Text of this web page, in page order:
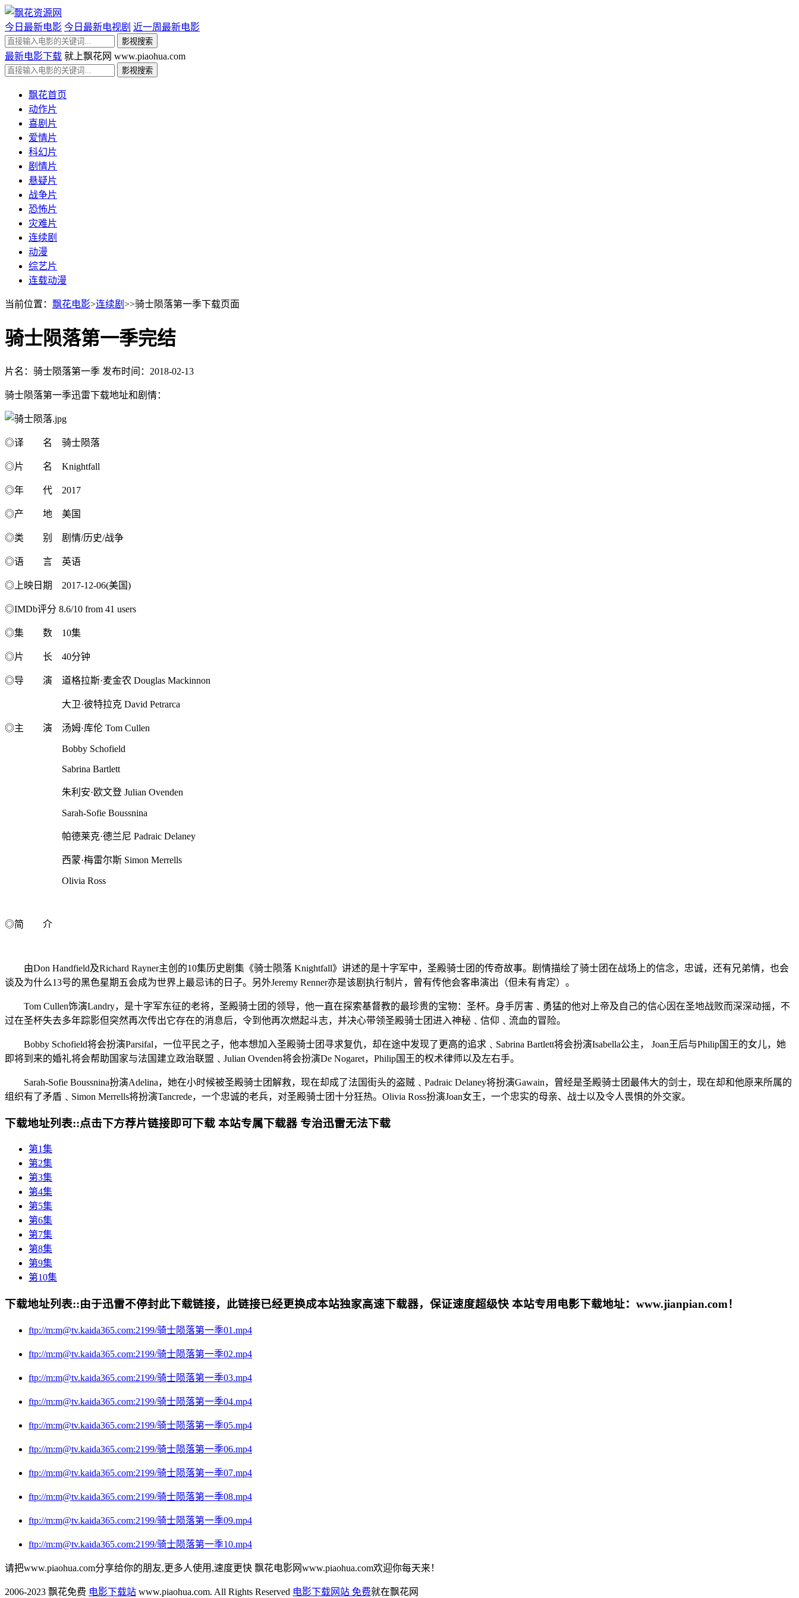
今日最新电影 今日最新电视剧 近一周最新电影
最新电影下载 就上飘花网 www.piaohua.com
飘花首页
动作片
喜剧片
爱情片
科幻片
剧情片
悬疑片
战争片
恐怖片
灾难片
连续剧
动漫
综艺片
连载动漫
当前位置： 飘花电影>连续剧 >>骑士陨落第一季下载页面
骑士陨落第一季完结
片名：骑士陨落第一季 发布时间：2018-02-13
骑士陨落第一季迅雷下载地址和剧情：
◎译 名 骑士陨落
◎片 名 Knightfall
◎年 代 2017
◎产 地 美国
◎类 别 剧情/历史/战争
◎语 言 英语
◎上映日期 2017-12-06(美国)
◎IMDb评分 8.6/10 from 41 users
◎集 数 10集
◎片 长 40分钟
◎导 演 道格拉斯·麦金农 Douglas Mackinnon
大卫·彼特拉克 David Petrarca
◎主 演 汤姆·库伦 Tom Cullen
Bobby Schofield
Sabrina Bartlett
朱利安·欧文登 Julian Ovenden
Sarah-Sofie Boussnina
帕德莱克·德兰尼 Padraic Delaney
西蒙·梅雷尔斯 Simon Merrells
Olivia Ross
◎简 介
由Don Handfield及Richard Rayner主创的10集历史剧集《骑士陨落 Knightfall》讲述的是十字军中，圣殿骑士团的传奇故事。剧情描绘了骑士团在战场上的信念，忠诚，还有兄弟情，也会
谈及为什么13号的黑色星期五会成为世界上最忌讳的日子。另外Jeremy Renner亦是该剧执行制片，曾有传他会客串演出（但未有肯定）。
Tom Cullen饰演Landry，是十字军东征的老将，圣殿骑士团的领导，他一直在探索基督教的最珍贵的宝物：圣杯。身手厉害﹑勇猛的他对上帝及自己的信心因在圣地战败而深深动摇，不
过在圣杯失去多年踪影但突然再次传出它存在的消息后，令到他再次燃起斗志，并决心带领圣殿骑士团进入神秘﹑信仰﹑流血的冒险。
Bobby Schofield将会扮演Parsifal，一位平民之子，他本想加入圣殿骑士团寻求复仇，却在途中发现了更高的追求﹑Sabrina Bartlett将会扮演Isabella公主， Joan王后与Philip国王的女儿，她
即将到来的婚礼将会帮助国家与法国建立政治联盟﹑Julian Ovenden将会扮演De Nogaret，Philip国王的权术律师以及左右手。
Sarah-Sofie Boussnina扮演Adelina，她在小时候被圣殿骑士团解救，现在却成了法国街头的盗贼﹑Padraic Delaney将扮演Gawain，曾经是圣殿骑士团最伟大的剑士，现在却和他原来所属的
组织有了矛盾﹑Simon Merrells将扮演Tancrede，一个忠诚的老兵，对圣殿骑士团十分狂热。Olivia Ross扮演Joan女王，一个忠实的母亲、战士以及令人畏惧的外交家。
下载地址列表::点击下方荐片链接即可下载 本站专属下载器 专治迅雷无法下载
第1集
第2集
第3集
第4集
第5集
第6集
第7集
第8集
第9集
第10集
下载地址列表::由于迅雷不停封此下载链接，此链接已经更换成本站独家高速下载器，保证速度超级快 本站专用电影下载地址：www.jianpian.com！
ftp://m:m@tv.kaida365.com:2199/骑士陨落第一季01.mp4
ftp://m:m@tv.kaida365.com:2199/骑士陨落第一季02.mp4
ftp://m:m@tv.kaida365.com:2199/骑士陨落第一季03.mp4
ftp://m:m@tv.kaida365.com:2199/骑士陨落第一季04.mp4
ftp://m:m@tv.kaida365.com:2199/骑士陨落第一季05.mp4
ftp://m:m@tv.kaida365.com:2199/骑士陨落第一季06.mp4
ftp://m:m@tv.kaida365.com:2199/骑士陨落第一季07.mp4
ftp://m:m@tv.kaida365.com:2199/骑士陨落第一季08.mp4
ftp://m:m@tv.kaida365.com:2199/骑士陨落第一季09.mp4
ftp://m:m@tv.kaida365.com:2199/骑士陨落第一季10.mp4
请把www.piaohua.com分享给你的朋友,更多人使用,速度更快 飘花电影网www.piaohua.com欢迎你每天来！
2006-2023 飘花免费 电影下载站 www.piaohua.com. All Rights Reserved 电影下载网站 免费就在飘花网